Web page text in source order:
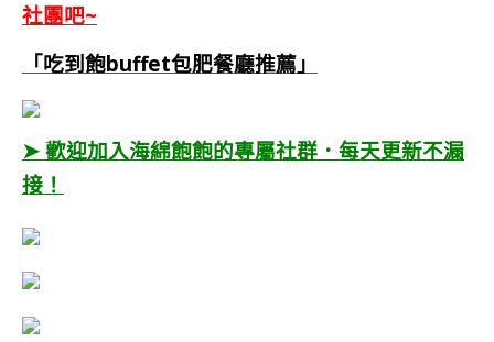
社團吧~
「吃到飽buffet包肥餐廳推薦」
➤ 歡迎加入海綿飽飽的專屬社群．每天更新不漏
接！